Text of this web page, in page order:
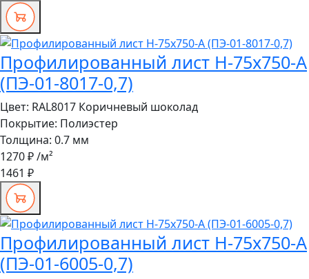
Профилированный лист Н-75x750-A
(ПЭ-01-8017-0,7)
Цвет: RAL8017 Коричневый шоколад
Покрытие: Полиэстер
Толщина: 0.7 мм
1270 ₽/м²
1461 ₽
Профилированный лист Н-75x750-A
(ПЭ-01-6005-0,7)